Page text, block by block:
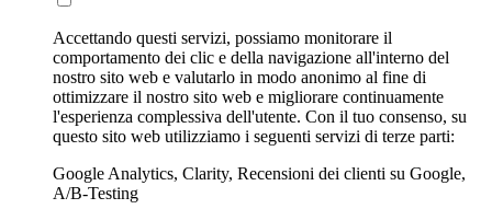
Accettando questi servizi, possiamo monitorare il
comportamento dei clic e della navigazione all'interno del
nostro sito web e valutarlo in modo anonimo al fine di
ottimizzare il nostro sito web e migliorare continuamente
l'esperienza complessiva dell'utente. Con il tuo consenso, su
questo sito web utilizziamo i seguenti servizi di terze parti:
Google Analytics, Clarity, Recensioni dei clienti su Google,
A/B-Testing